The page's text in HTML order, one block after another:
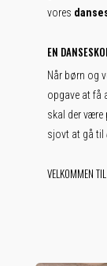
vores
EN
Når børn og
opgave at få
skal der
sjovt at gå til
VELKOMMEN